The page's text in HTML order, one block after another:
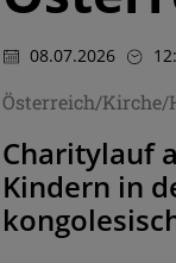
08.07.2026
Österreich/
Charitylauf
Kindern in